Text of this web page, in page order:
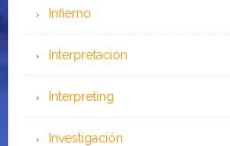
Infierno
Interpretación
Interpreting
Investigación